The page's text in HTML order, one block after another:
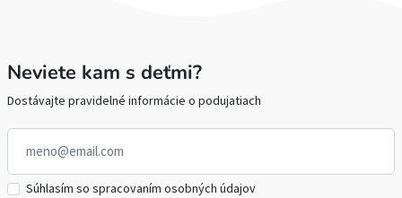
Neviete kam s deťmi?
Dostávajte pravidelné informácie o podujatiach
Súhlasím so spracovaním osobných údajov